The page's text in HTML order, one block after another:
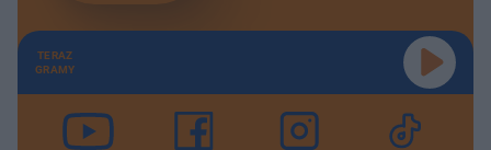
TERAZ
GRAMY